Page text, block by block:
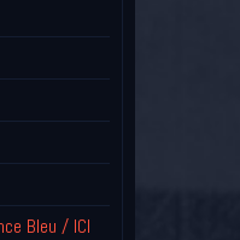
Bleu / ICI